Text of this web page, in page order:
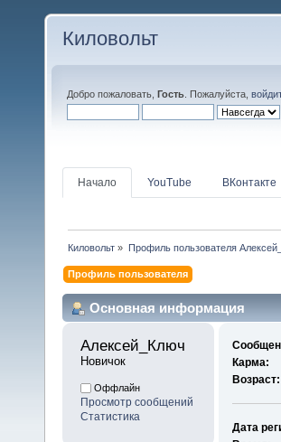
Киловольт
Добро пожаловать, Гость . Пожалуйста,
Начало YouTube ВКонтакте
Киловольт » Профиль пользователя
Профиль пользователя
Основная информация
Алексей_Ключ
Новичок
Оффлайн
Просмотр сообщений
Статистика
Карма:
Возраст:
Дата